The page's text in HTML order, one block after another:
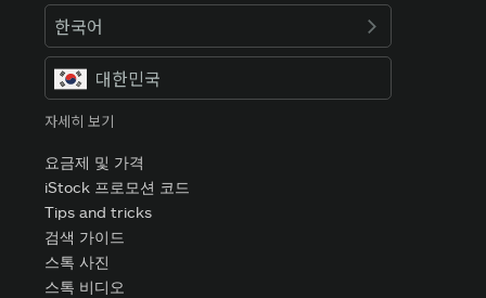
한국어
대한민국
자세히 보기
요금제 및 가격
iStock 프로모션 코드
Tips and tricks
검색 가이드
스톡 사진
스톡 비디오